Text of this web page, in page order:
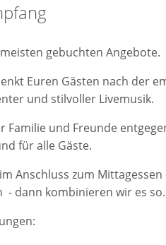
gebuchten Angebote.
Euren Gästen nach der
und stilvoller Livemusik.
Familie und Freunde
für alle Gäste.
Anschluss zum
- dann kombinieren wir es so.